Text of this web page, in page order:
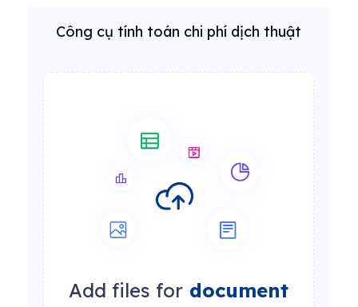
Công cụ tính toán chi phí dịch thuật
Add files for document